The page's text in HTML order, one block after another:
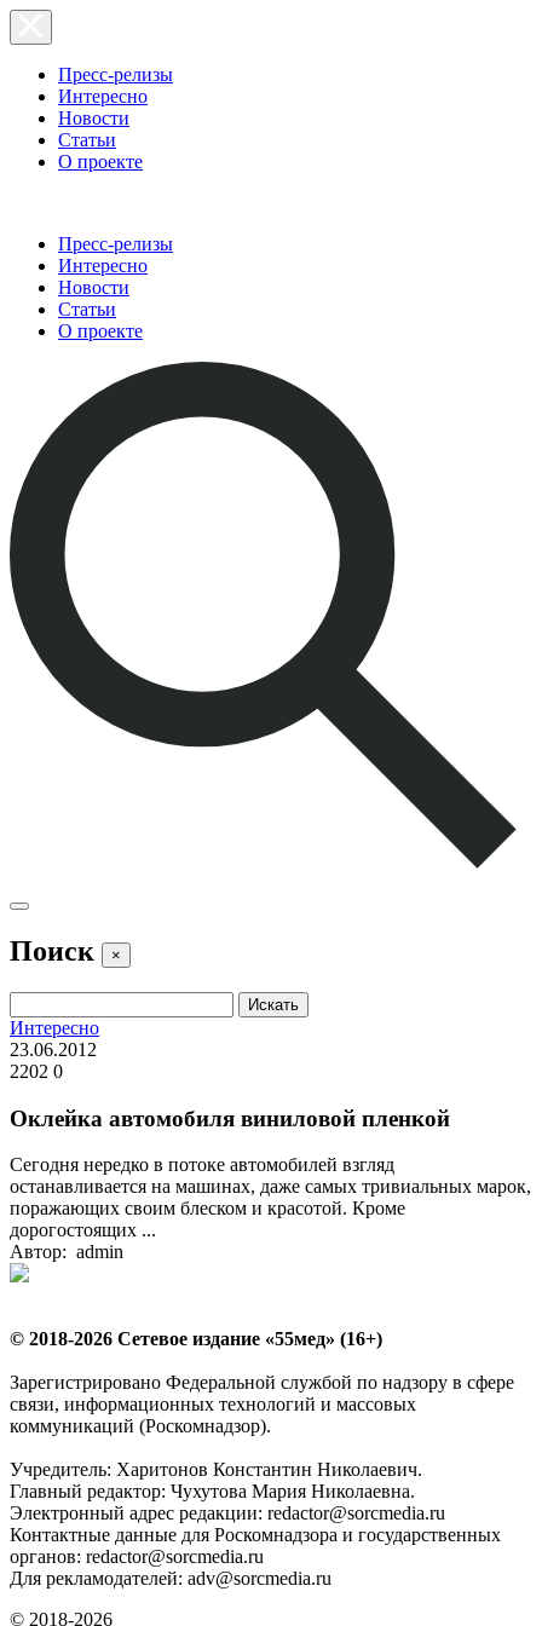
Пресс-релизы
Интересно
Новости
Статьи
О проекте
Пресс-релизы
Интересно
Новости
Статьи
О проекте
Поиск ×
Интересно
23.06.2012
2202 0
Оклейка автомобиля виниловой пленкой
Сегодня нередко в потоке автомобилей взгляд
останавливается на машинах, даже самых тривиальных марок,
поражающих своим блеском и красотой. Кроме
дорогостоящих ...
Автор: admin
© 2018-2026 Сетевое издание «55мед» (16+)
Зарегистрировано Федеральной службой по надзору в сфере
связи, информационных технологий и массовых
коммуникаций (Роскомнадзор).
Учредитель: Харитонов Константин Николаевич.
Главный редактор: Чухутова Мария Николаевна.
Электронный адрес редакции: redactor@sorcmedia.ru
Контактные данные для Роскомнадзора и государственных
органов: redactor@sorcmedia.ru
Для рекламодателей: adv@sorcmedia.ru
© 2018-2026